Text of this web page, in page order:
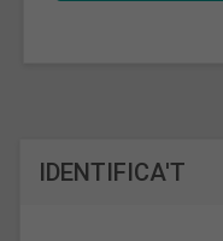
IDENTIFICA'T